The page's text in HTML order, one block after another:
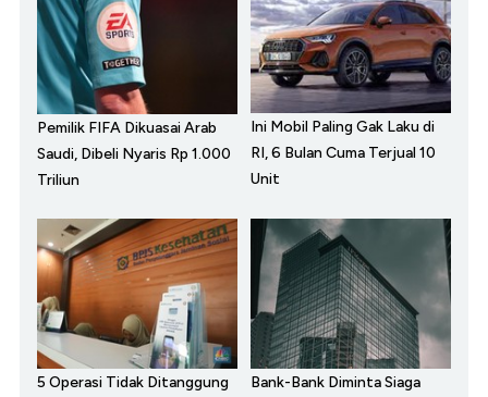
Pemilik FIFA Dikuasai Arab
Saudi, Dibeli Nyaris Rp 1.000
Triliun
Ini Mobil Paling Gak Laku di
RI, 6 Bulan Cuma Terjual 10
Unit
5 Operasi Tidak Ditanggung
Bank-Bank Diminta Siaga